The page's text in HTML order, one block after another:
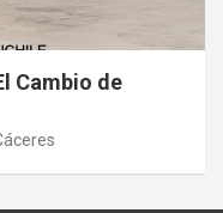
Cambio de